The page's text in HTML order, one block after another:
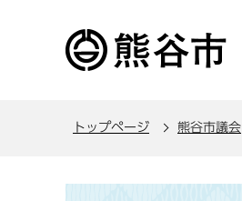
トップページ 熊谷市議会